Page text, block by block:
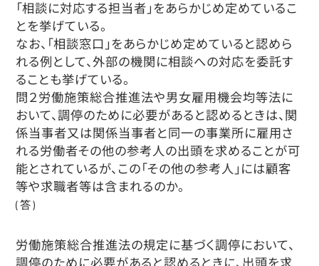
「相談に対応する担当者」をあらかじめ定めているこ
とを挙げている。
なお、「相談窓口」をあらかじめ定めていると認めら
れる例として、外部の機関に相談への対応を委託す
ることも挙げている。
問２労働施策総合推進法や男女雇用機会均等法に
おいて、調停のために必要があると認めるときは、関
係当事者又は関係当事者と同一の事業所に雇用さ
れる労働者その他の参考人の出頭を求めることが可
能とされているが、この「その他の参考人」には顧客
等や求職者等は含まれるのか。
(答)
労働施策総合推進法の規定に基づく調停において、
調停のために必要があると認めるときに、出頭を求